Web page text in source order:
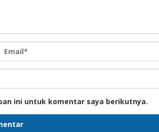
ini untuk komentar saya berikutnya.